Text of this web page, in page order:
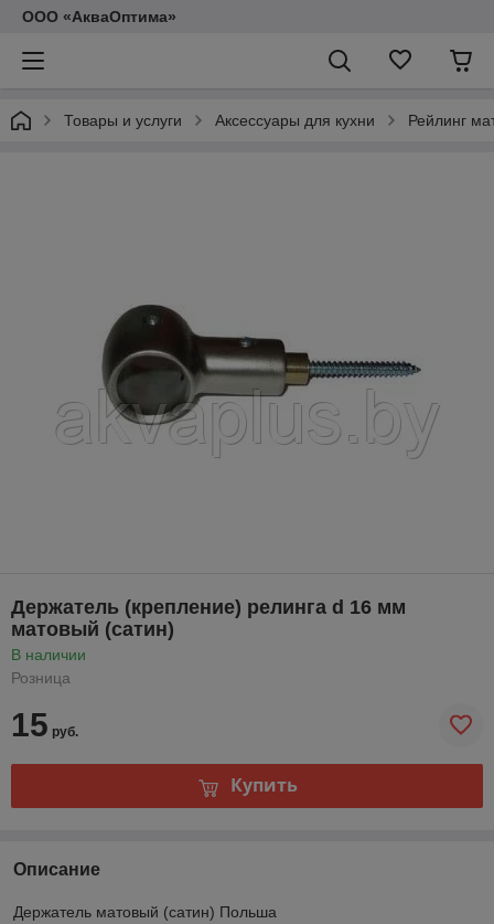
ООО «АкваОптима»
Товары и услуги Аксессуары для кухни Рейлинг
Держатель (крепление) релинга d 16 мм
матовый (сатин)
В наличии
Розница
15 руб.
Купить
Описание
Держатель матовый (сатин) Польша